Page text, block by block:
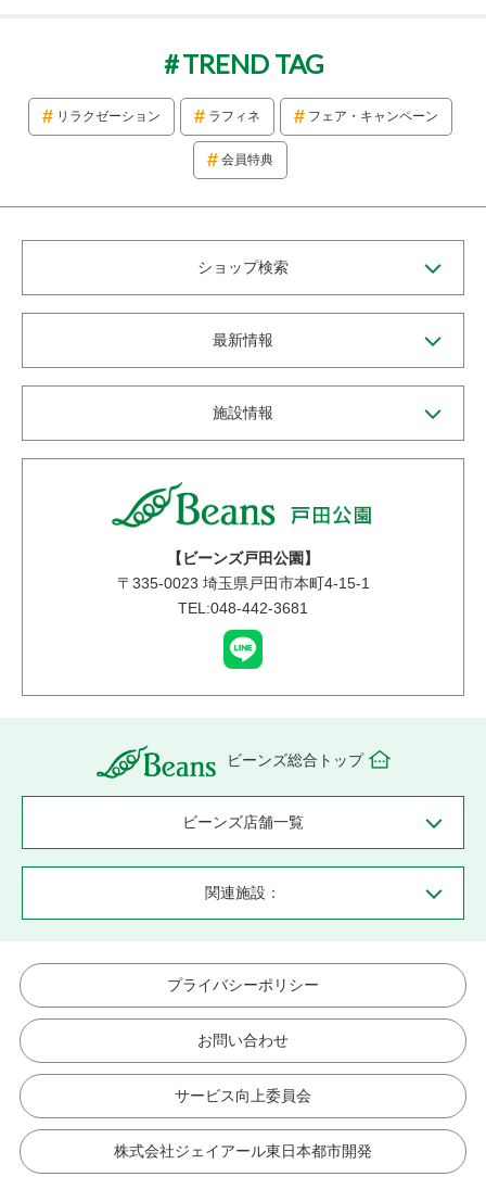
TREND TAG
リラクゼーション ラフィネ フェア・キャンペーン
会員特典
ショップ検索
最新情報
施設情報
【ビーンズ戸田公園】
〒 335-0023 埼玉県戸田市本町4-15-1
TEL:048-442-3681
ビーンズ総合トップ
ビーンズ店舗一覧
関連施設：
プライバシーポリシー
お問い合わせ
サービス向上委員会
株式会社ジェイアール東日本都市開発